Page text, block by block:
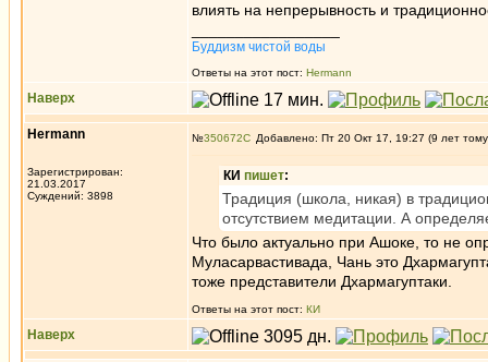
влиять на непрерывность и
Буддизм чистой воды
Ответы на этот пост: Hermann
Наверх
Hermann
Зарегистрирован:
21.03.2017
Суждений: 3898
№350672 Добавлено: Пт 20 Окт 17, 19:27 (9 лет
КИ пишет:
Традиция (школа, никая) в
отсутствием медитации. А
Что было актуально при Ашоке, то не
Муласарвастивада, Чань это
тоже представители Дхармагуптаки.
Ответы на этот пост: КИ
Наверх